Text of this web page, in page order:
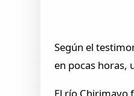
Según el
en pocas horas,